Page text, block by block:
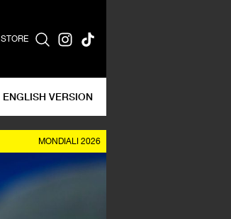
STORE
ENGLISH VERSION
MONDIALI 2026